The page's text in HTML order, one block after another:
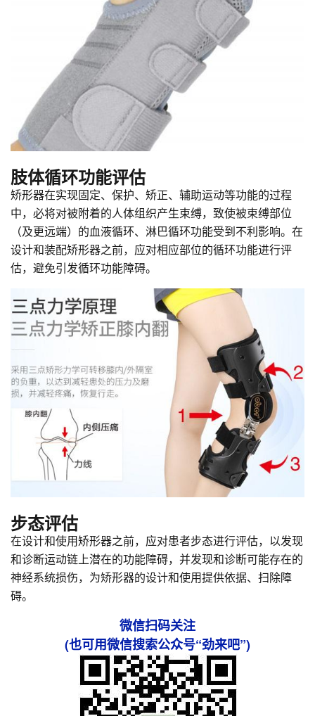
肢体循环功能评估
矫形器在实现固定、保护、矫正、辅助运动等功能的过程
中，必将对被附着的人体组织产生束缚，致使被束缚部位
（及更远端）的血液循环、淋巴循环功能受到不利影响。在
设计和装配矫形器之前，应对相应部位的循环功能进行评
估，避免引发循环功能障碍。
步态评估
在设计和使用矫形器之前，应对患者步态进行评估，以发现
和诊断运动链上潜在的功能障碍，并发现和诊断可能存在的
神经系统损伤，为矫形器的设计和使用提供依据、扫除障
碍。
微信扫码关注
(也可用微信搜索公众号“劲来吧”)